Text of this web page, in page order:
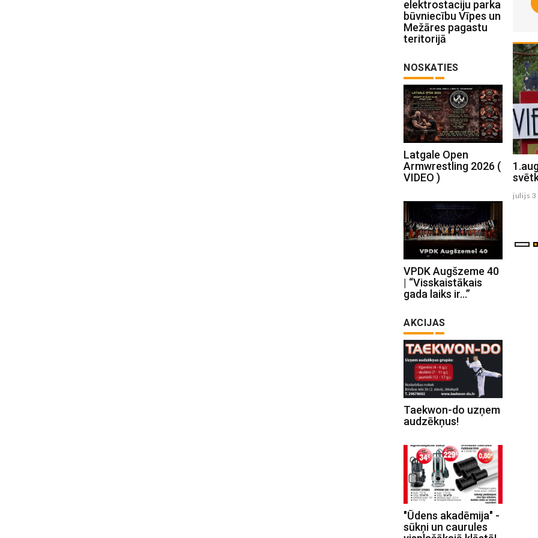
elektrostaciju parka
būvniecību Vīpes un
Mežāres pagastu
teritorijā
NOSKATIES
Latgale Open
Armwrestling 2026 (
VIDEO )
VPDK Augšzeme 40
| “Visskaistākais
gada laiks ir…”
AKCIJAS
Taekwon-do uzņem
audzēkņus!
"Ūdens akadēmija" -
sūkņi un caurules
Jēkabpils novada kultūras pārvaldes
vadītāja iesniegusi atlūgumu
julijs